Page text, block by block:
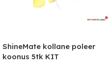
ShineMate kollane poleer
koonus 5tk KIT